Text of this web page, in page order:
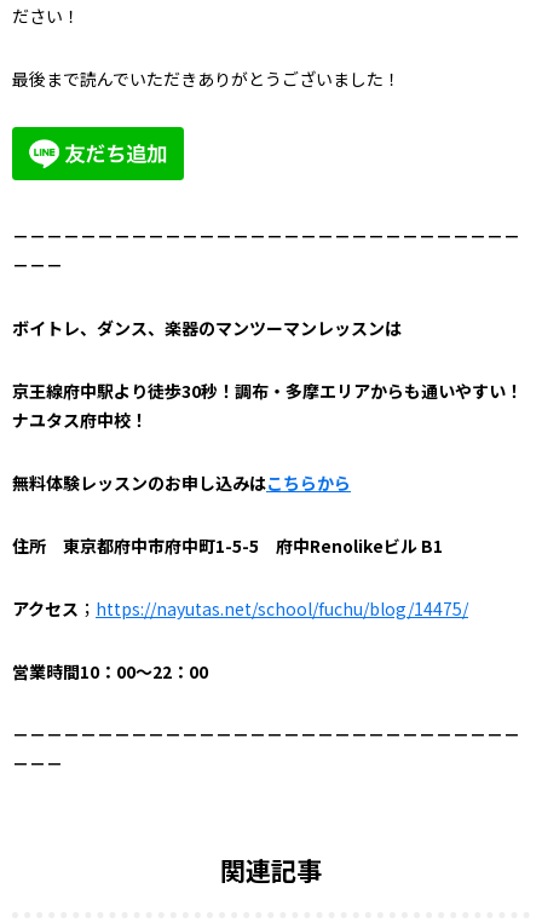
ださい！
最後まで読んでいただきありがとうございました！
－－－－－－－－－－－－－－－－－－－－－－－－－－－－－－
－－－
ボイトレ、ダンス、楽器のマンツーマンレッスンは
京王線府中駅より徒歩30秒！調布・多摩エリアからも通いやすい！
ナユタス府中校！
無料体験レッスンのお申し込みはこちらから
住所 東京都府中市府中町1-5-5 府中Renolikeビル B1
アクセス ； https://nayutas.net/school/fuchu/blog/14475/
営業時間10：00～22：00
－－－－－－－－－－－ －－－－－－－－－－－ －－－－－－－－
－－－
関連記事